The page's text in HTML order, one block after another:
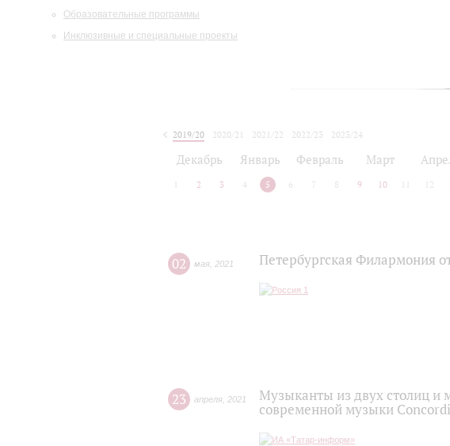
Образовательные программы
Инклюзивные и специальные проекты
2019/20 2020/21 2021/22 2022/23
2023/24
Декабрь Январь Февраль Март
2 3 4 5 6 7 8 9 10 12
02 мая 2021 Петербургская Филармония
23 апреля 2021
Музыканты из двух столиц и
современной музыки